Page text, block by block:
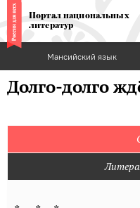
Портал национальных
литератур
Мансийский язык
Долго-долго